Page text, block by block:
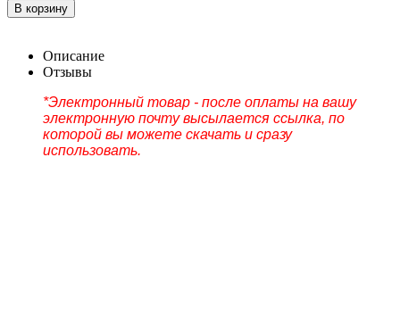
В корзину
Описание
Отзывы
*Электронный товар - после оплаты на вашу
электронную почту высылается ссылка, по
которой вы можете скачать и сразу
использовать.